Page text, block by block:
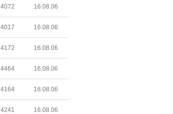
4072 16.08.06
4017 16.08.06
4172 16.08.06
4464 16.08.06
4164 16.08.06
4241 16.08.06